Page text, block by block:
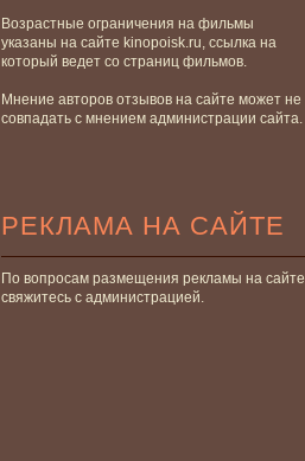
Возрастные ограничения на фильмы
указаны на сайте kinopoisk.ru, ссылка на
который ведет со страниц фильмов.
Мнение авторов отзывов на сайте может не
совпадать с мнением администрации сайта.
РЕКЛАМА НА САЙТЕ
По вопросам размещения рекламы на сайте
свяжитесь с администрацией.